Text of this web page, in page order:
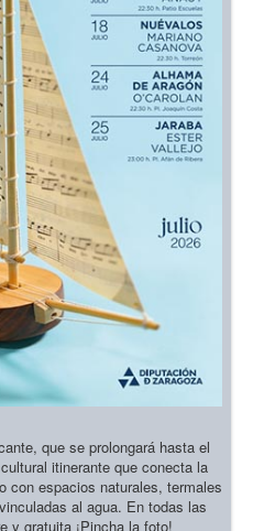
que se prolongará hasta el
itinerante que conecta la
con espacios naturales, termales
al agua. En todas las
y gratuita ¡Pincha la foto!